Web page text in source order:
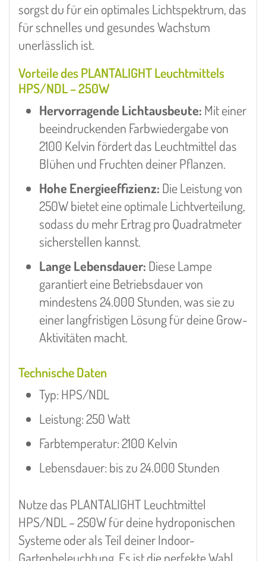
sorgst du für ein optimales Lichtspektrum, das
für schnelles und gesundes Wachstum
unerlässlich ist.
Vorteile des PLANTALIGHT Leuchtmittels
HPS/NDL – 250W
Hervorragende Lichtausbeute: Mit einer
beeindruckenden Farbwiedergabe von
2100 Kelvin fördert das Leuchtmittel das
Blühen und Fruchten deiner Pflanzen.
Hohe Energieeffizienz: Die Leistung von
250W bietet eine optimale Lichtverteilung,
sodass du mehr Ertrag pro Quadratmeter
sicherstellen kannst.
Lange Lebensdauer: Diese Lampe
garantiert eine Betriebsdauer von
mindestens 24.000 Stunden, was sie zu
einer langfristigen Lösung für deine Grow-
Aktivitäten macht.
Technische Daten
Typ: HPS/NDL
Leistung: 250 Watt
Farbtemperatur: 2100 Kelvin
Lebensdauer: bis zu 24.000 Stunden
Nutze das PLANTALIGHT Leuchtmittel
HPS/NDL – 250W für deine hydroponischen
Systeme oder als Teil deiner Indoor-
Gartenbeleuchtung. Es ist die perfekte Wahl,